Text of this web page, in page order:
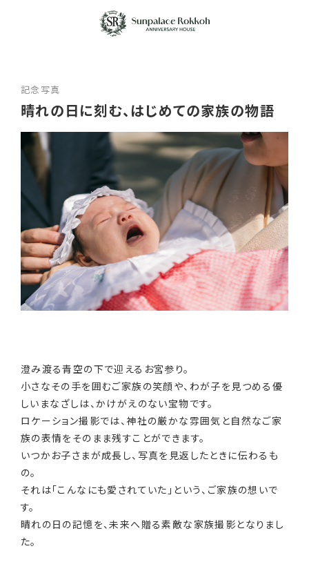
記念写真
晴れの日に刻む、はじめての家族の物語
澄み渡る青空の下で迎えるお宮参り。
小さなその手を囲むご家族の笑顔や、わが子を見つめる優
しいまなざしは、かけがえのない宝物です。
ロケーション撮影では、神社の厳かな雰囲気と自然なご家
族の表情をそのまま残すことができます。
いつかお子さまが成長し、写真を見返したときに伝わるも
の。
それは「こんなにも愛されていた」という、ご家族の想いで
す。
晴れの日の記憶を、未来へ贈る素敵な家族撮影となりまし
た。